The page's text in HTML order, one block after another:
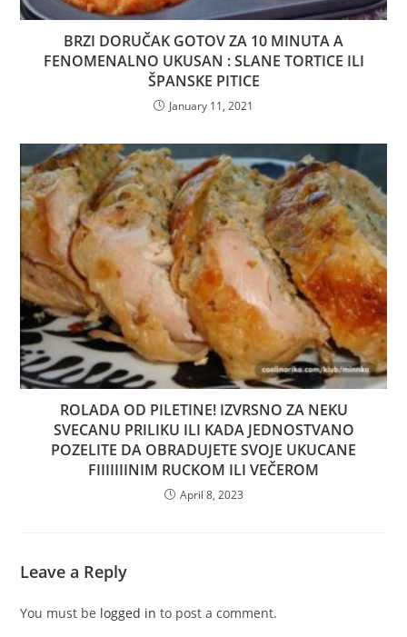
BRZI DORUČAK GOTOV ZA 10 MINUTA A
FENOMENALNO UKUSAN : SLANE TORTICE ILI
ŠPANSKE PITICE
January 11, 2021
ROLADA OD PILETINE! IZVRSNO ZA NEKU
SVECANU PRILIKU ILI KADA JEDNOSTVANO
POZELITE DA OBRADUJETE SVOJE UKUCANE
FIIIIIIINIM RUCKOM ILI VEČEROM
April 8, 2023
Leave a Reply
You must be logged in to post a comment.